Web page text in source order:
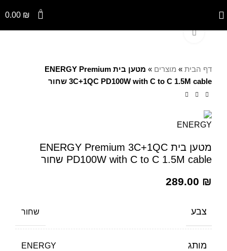
0
0.00 ₪
Click to enlarge
דף הבית » מוצרים »
מטען בית ENERGY Premium
3C+1QC PD100W with C to C 1.5M cable שחור
מטען בית ENERGY Premium 3C+1QC
PD100W with C to C 1.5M cable שחור
289.00 ₪
צבע שחור
מותג ENERGY